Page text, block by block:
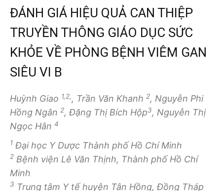
ĐÁNH GIÁ HIỆU QUẢ CAN THIỆP
TRUYỀN THÔNG GIÁO DỤC SỨC
KHỎE VỀ PHÒNG BỆNH VIÊM GAN
SIÊU VI B
Huỳnh Giao 1,2,, Trần Văn Khanh 2, Nguyễn Phi
Hồng Ngân 2, Đặng Thị Bích Hộp3, Nguyễn Thị
Ngọc Hân 4
1 Đại học Y Dược Thành phố Hồ Chí Minh
2 Bệnh viện Lê Văn Thịnh, Thành phố Hồ Chí
Minh
3 Trung tâm Y tế huyện Tân Hồng, Đồng Tháp